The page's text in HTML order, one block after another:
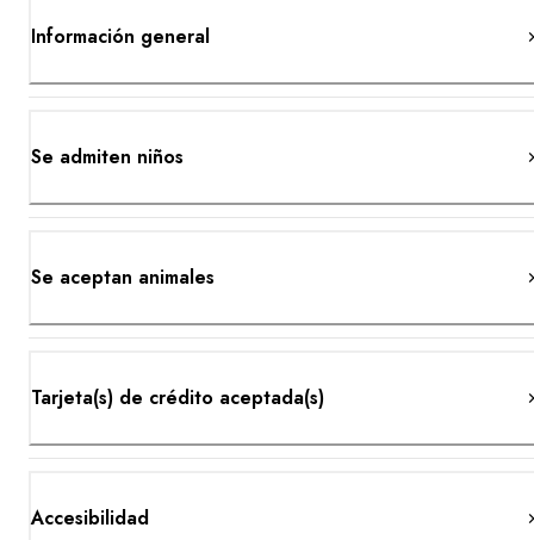
Información general
Se admiten niños
Se aceptan animales
Tarjeta(s) de crédito aceptada(s)
Accesibilidad